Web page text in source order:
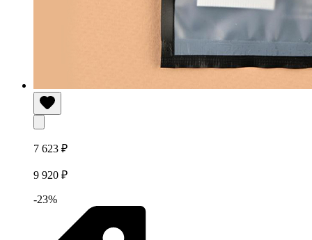
7 623 ₽
9 920 ₽
-23%